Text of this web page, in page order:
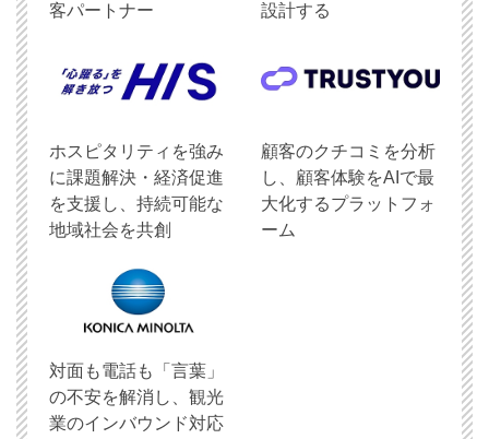
客パートナー
設計する
ホスピタリティを強み
に課題解決・経済促進
を支援し、持続可能な
地域社会を共創
顧客のクチコミを分析
し、顧客体験をAIで最
大化するプラットフォ
ーム
対面も電話も「言葉」
の不安を解消し、観光
業のインバウンド対応